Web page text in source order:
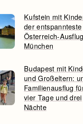
Kufstein mit
der entspannteste
Österreich-
München
Budapest mit
und Großeltern:
Familienausflug
vier Tage und drei
Nächte